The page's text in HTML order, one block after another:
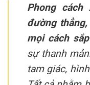
Phong cách
đường
mọi cách
sự thanh
tam giác,